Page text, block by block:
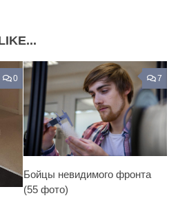
0 7
Бойцы невидимого фронта
(55 фото)